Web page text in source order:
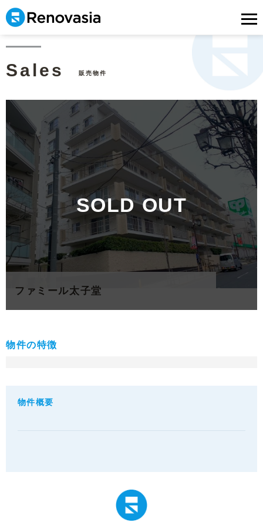
Sales 販売物件
ファミール太子堂
SOLD OUT
物件の特徴
物件概要